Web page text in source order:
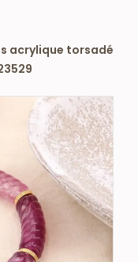
acrylique torsadé